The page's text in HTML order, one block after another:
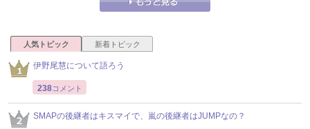
人気トピック 新着トピック
伊野尾慧について語ろう
238コメント
SMAPの後継者はキスマイで、嵐の後継者はJUMPなの？